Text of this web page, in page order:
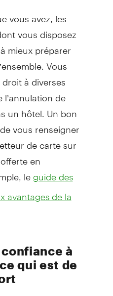
vous avez, les
vous disposez
mieux préparer
Vous
à diverses
de
un hôtel. Un bon
vous renseigner
de carte sur
en
le guide des
avantages de la
à
qui est de